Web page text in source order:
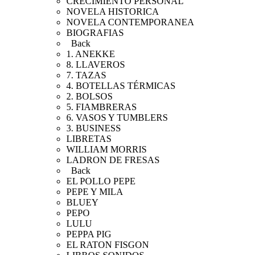
NOVELA HISTORICA
NOVELA CONTEMPORANEA
BIOGRAFIAS
Back
1. ANEKKE
8. LLAVEROS
7. TAZAS
4. BOTELLAS TÉRMICAS
2. BOLSOS
5. FIAMBRERAS
6. VASOS Y TUMBLERS
3. BUSINESS
LIBRETAS
WILLIAM MORRIS
LADRON DE FRESAS
Back
EL POLLO PEPE
PEPE Y MILA
BLUEY
PEPO
LULU
PEPPA PIG
EL RATON FISGON